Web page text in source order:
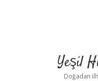
Yeşil
Doğadan